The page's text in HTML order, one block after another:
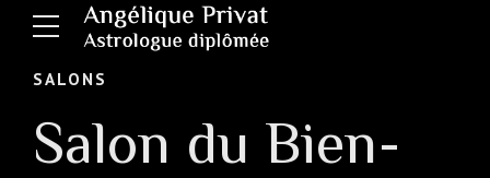
SALONS
Salon du Bien-